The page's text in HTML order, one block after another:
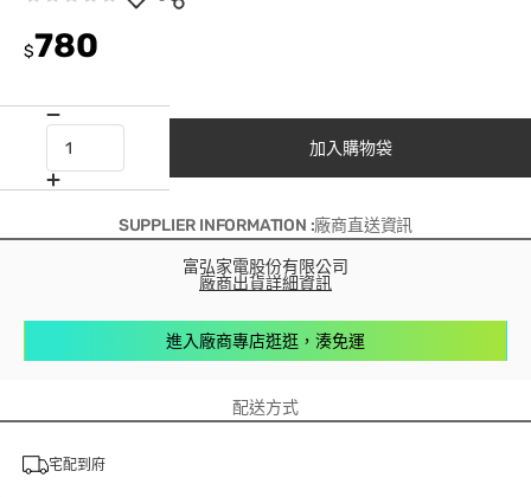
$780
加入購物袋
SUPPLIER INFORMATION :廠商直送資訊
富弘家電股份有限公司
廠商出貨詳細資訊
進入廠商專店逛逛，湊免運
配送方式
宅配到府